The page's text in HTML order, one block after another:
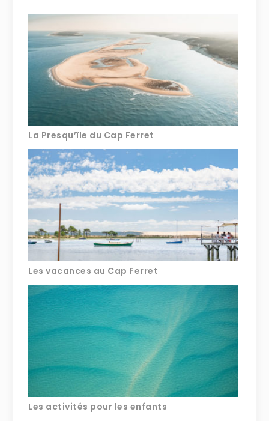
La Presqu’île du Cap Ferret
Les vacances au Cap Ferret
Les activités pour les enfants